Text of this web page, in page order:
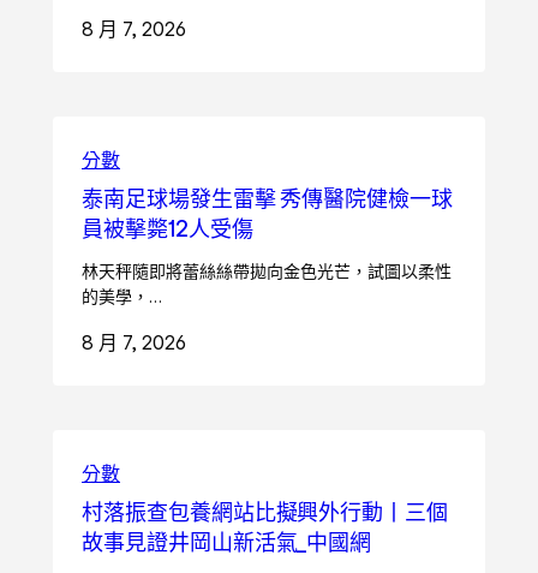
8 月 7, 2026
分數
泰南足球場發生雷擊 秀傳醫院健檢一球
員被擊斃12人受傷
林天秤隨即將蕾絲絲帶拋向金色光芒，試圖以柔性
的美學，…
8 月 7, 2026
分數
村落振查包養網站比擬興外行動丨三個
故事見證井岡山新活氣_中國網